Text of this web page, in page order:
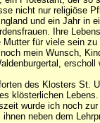
nicht nur religiöse
und ein Jahr in
Ihre
Mutter für viele sein
mein Wunsch,
des Klosters St.
klösterlichen
wurde ich noch
neben dem